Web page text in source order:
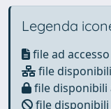
Legenda
file ad
file
file
file